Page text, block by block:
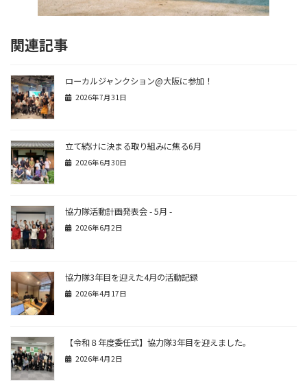
関連記事
ローカルジャンクション@大阪に参加！
2026年7月31日
立て続けに決まる取り組みに焦る6月
2026年6月30日
協力隊活動計画発表会 - 5月 -
2026年6月2日
協力隊3年目を迎えた4月の活動記録
2026年4月17日
【令和８年度委任式】協力隊3年目を迎えました。
2026年4月2日